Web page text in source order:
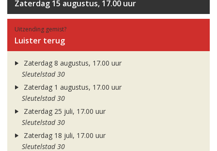
Zaterdag 15 augustus, 17.00 uur
Uitzending gemist?
Luister terug
Zaterdag 8 augustus, 17.00 uur
Sleutelstad 30
Zaterdag 1 augustus, 17.00 uur
Sleutelstad 30
Zaterdag 25 juli, 17.00 uur
Sleutelstad 30
Zaterdag 18 juli, 17.00 uur
Sleutelstad 30